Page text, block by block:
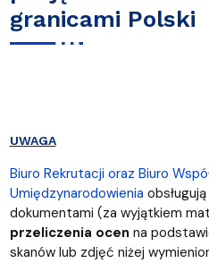
granicami Polski
UWAGA
Biuro Rekrutacji oraz Biuro
Umiędzynarodowienia
dokumentami (za wyjątkiem
przeliczenia ocen na
skanów lub zdjęć niżej